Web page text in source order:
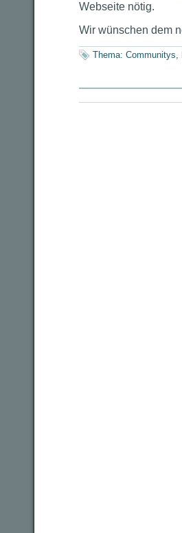
Webseite nötig.
Wir wünschen dem
Thema: Communitys,